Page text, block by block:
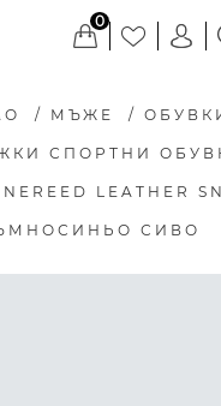
0
/ МЪЖЕ /
СПОРТНИ
LEATHER
СИВО